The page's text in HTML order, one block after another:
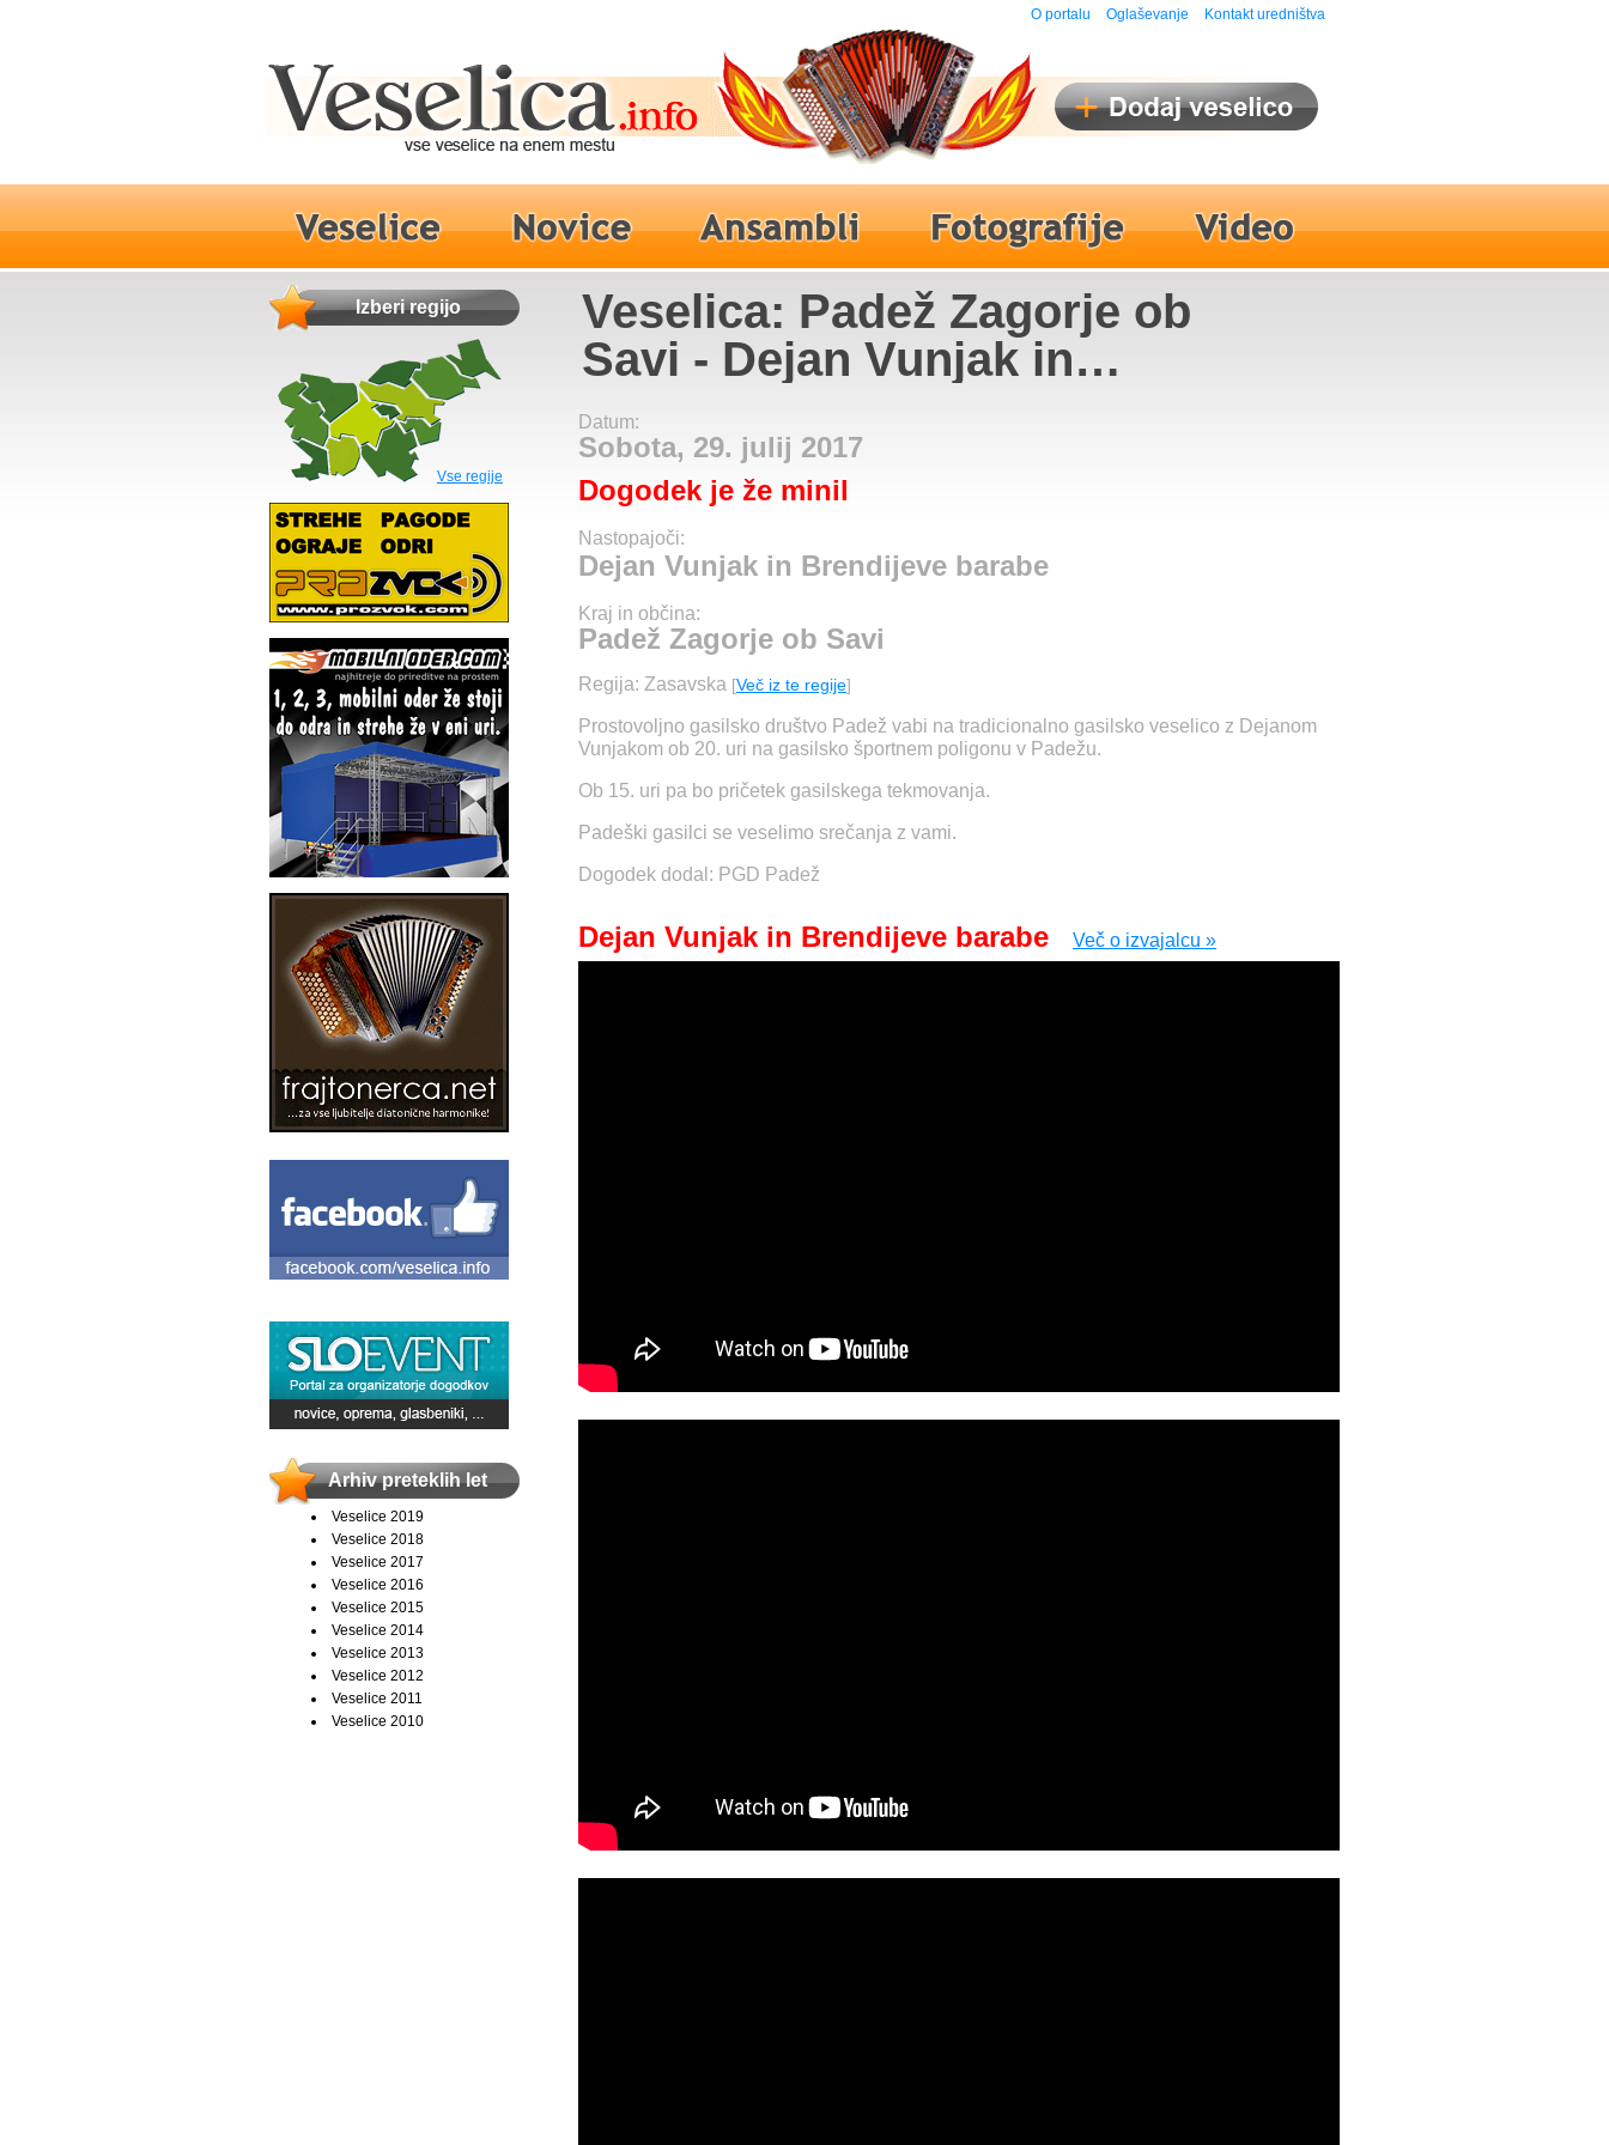
O portalu Oglaševanje Kontakt uredništva
Izberi regijo
Vse regije
Arhiv preteklih let
Veselice 2019
Veselice 2018
Veselice 2017
Veselice 2016
Veselice 2015
Veselice 2014
Veselice 2013
Veselice 2012
Veselice 2011
Veselice 2010
Veselica: Padež Zagorje ob
Savi - Dejan Vunjak in
Brendijeve barabe
Datum:
Sobota, 29. julij 2017
Dogodek je že minil
Nastopajoči:
Dejan Vunjak in Brendijeve barabe
Kraj in občina:
Padež Zagorje ob Savi
Regija: Zasavska [Več iz te regije]
Prostovoljno gasilsko društvo Padež vabi na tradicionalno gasilsko veselico z Dejanom
Vunjakom ob 20. uri na gasilsko športnem poligonu v Padežu.
Ob 15. uri pa bo pričetek gasilskega tekmovanja.
Padeški gasilci se veselimo srečanja z vami.
Dogodek dodal: PGD Padež
Dejan Vunjak in Brendijeve barabe Več o izvajalcu »